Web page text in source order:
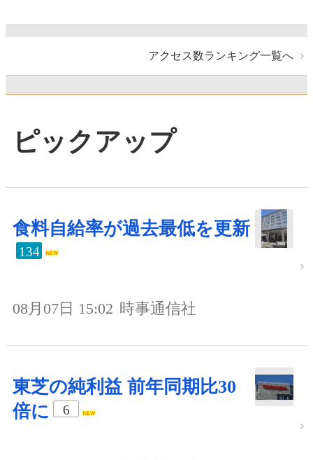
アクセス数ランキング一覧へ
ピックアップ
食料自給率が過去最低を更新
134
08月07日 15:02 時事通信社
東芝の純利益 前年同期比30
倍に
6